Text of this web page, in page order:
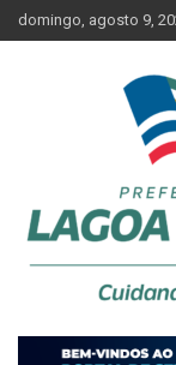
Skip
to
domingo, agosto 9,